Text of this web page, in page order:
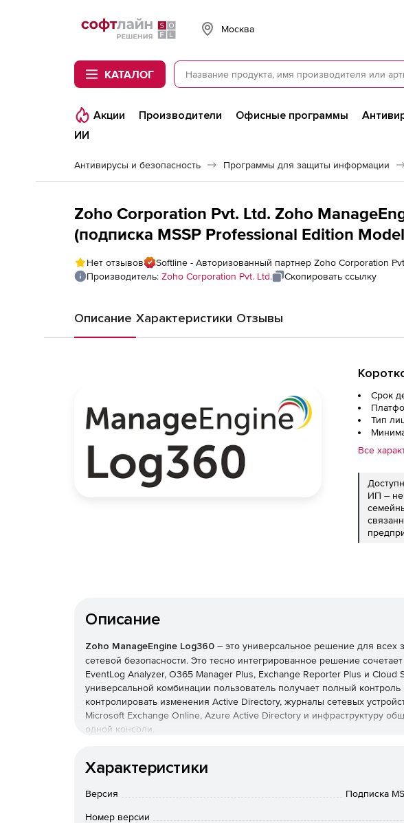
Softline
Москва
КАТАЛОГ
Акции Производители Офисные программы
ИИ
Антивирусы и безопасность Программы для защиты информации
Zoho Corporation Pvt. Ltd. Zoho
(подписка MSSP Professional Edition
Active Directory Reporting
Нет отзывов
Softline - Авторизованный партнер Zoho Corporation
Производитель: Zoho Corporation Pvt. Ltd. Скопировать ссылку
Описание Характеристики Отзывы
Срок
Тип
Все
ИП – не
Описание
Zoho ManageEngine Log360 – это универсальное решение для всех
сетевой безопасности. Это тесно интегрированное решение
EventLog Analyzer, O365 Manager Plus, Exchange Reporter Plus и Cloud
универсальной комбинации пользователь получает полный
контролировать изменения Active Directory, журналы сетевых
Microsoft Exchange Online, Azure Active Directory и инфраструктуру
одной консоли.
Соответствие строгим требованиям нормативных мандатов, таких
Характеристики
Версия Подписка
Номер версии